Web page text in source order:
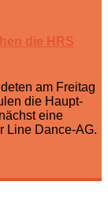
die HRS
am Freitag
die Haupt-
eine
Line Dance-AG.